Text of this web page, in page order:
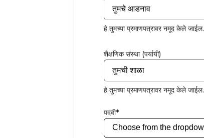
हे तुमच्या प्रमाणपत्रावर नमूद केले जाईल.
शैक्षणिक संस्था (पर्यायी)
हे तुमच्या प्रमाणपत्रावर नमूद केले जाईल.
पदवी*